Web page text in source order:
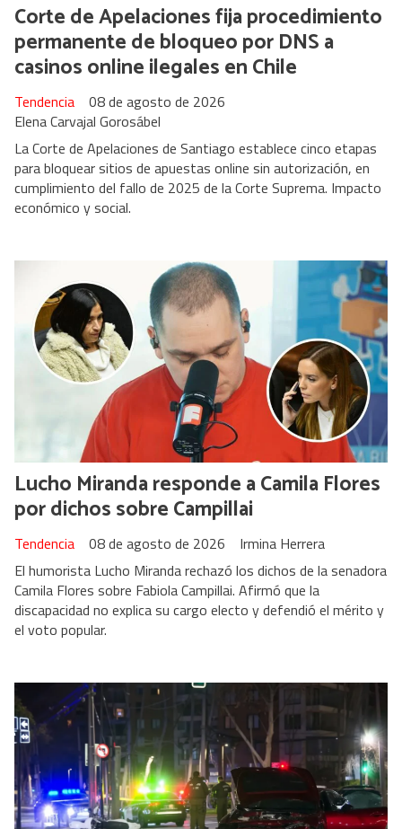
Corte de Apelaciones fija procedimiento
permanente de bloqueo por DNS a
casinos online ilegales en Chile
Elena Carvajal Gorosábel
Tendencia 08 de agosto de 2026
La Corte de Apelaciones de Santiago establece cinco etapas
para bloquear sitios de apuestas online sin autorización, en
cumplimiento del fallo de 2025 de la Corte Suprema. Impacto
económico y social.
Lucho Miranda responde a Camila Flores
por dichos sobre Campillai
Irmina Herrera
Tendencia
08 de agosto de 2026
El humorista Lucho Miranda rechazó los dichos de la senadora
Camila Flores sobre Fabiola Campillai. Afirmó que la
discapacidad no explica su cargo electo y defendió el mérito y
el voto popular.